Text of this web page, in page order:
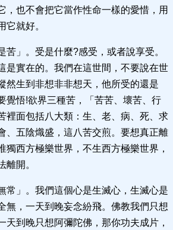
，也不會把它當作性命一樣的愛惜，用
它就好。
苦」。受是什麼?感受，或者說享受。
是實在的。我們在這世間，不要說在世
然生到非想非非想天，他所受的還是
覺悟!欲界三種苦，「苦苦、壞苦、行
裡面包括八大類：生、老、病、死、求
、五陰熾盛，這八苦交煎。要想真正離
獨西方極樂世界，不生西方極樂世界，
離開。
常」。我們這個心是生滅心，生滅心是
無，一天到晚妄念紛飛。佛教我們只想
天到晚只想阿彌陀佛，那你功夫成片，